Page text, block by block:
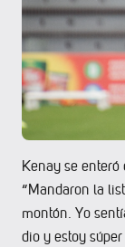
Kenay se enteró
“Mandaron la
montón. Yo
dio y estoy